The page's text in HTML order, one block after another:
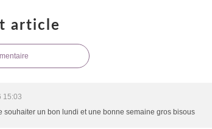
article
15:03
souhaiter un bon lundi et une bonne semaine gros bisous